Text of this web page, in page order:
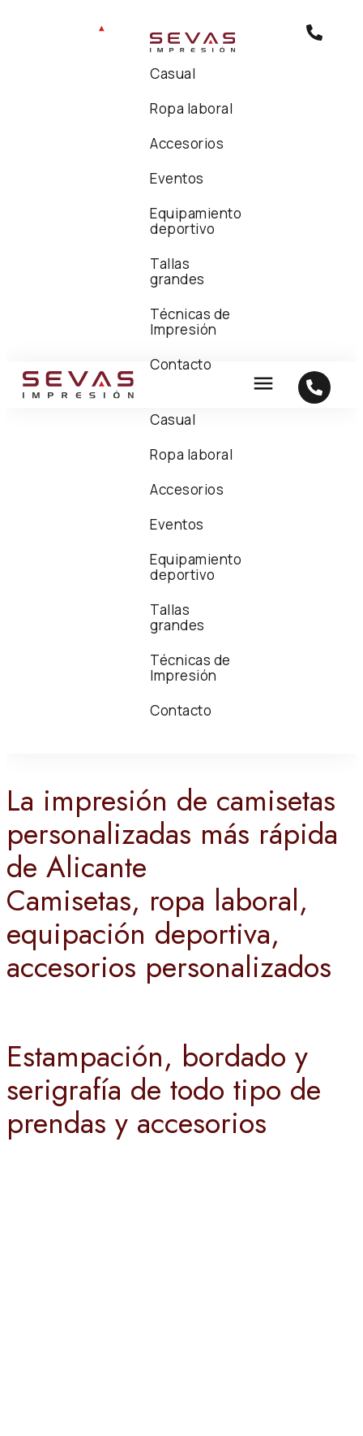
Casual
Ropa laboral
Accesorios
Eventos
Equipamiento
deportivo
Tallas
grandes
Técnicas de
Impresión
Contacto
Casual
Ropa laboral
Accesorios
Eventos
Equipamiento
deportivo
Tallas
grandes
Técnicas de
Impresión
Contacto
La impresión de camisetas
personalizadas más rápida
de Alicante
Camisetas, ropa laboral,
equipación deportiva,
accesorios personalizados
Estampación, bordado y
serigrafía de todo tipo de
prendas y accesorios